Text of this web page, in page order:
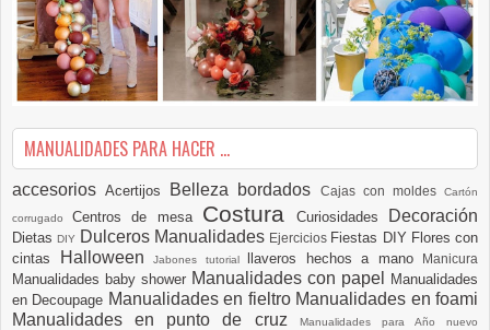
MANUALIDADES PARA HACER ...
accesoriosAcertijos Belleza bordados Cajas con moldesCartón
corrugadoCentros de mesa Costura Curiosidades Decoración
DietasDIY Dulceros Manualidades Ejercicios Fiestas DIY Flores con
cintas
Halloween Jabones tutorial llaveros hechos a mano Manicura
Manualidades baby shower Manualidades con papel
Manualidades
en Decoupage Manualidades en fieltro Manualidades en foami
Manualidades en punto de cruz
Manualidades para Año nuevo